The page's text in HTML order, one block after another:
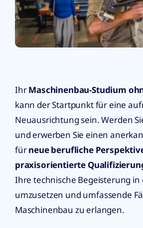
IhrMaschinenbau-Studium
kann der Startpunkt für eine
Neuausrichtung sein. Werden
und erwerben Sie einen
fürneue berufliche
praxisorientierte
Ihre technische Begeisterung in
umzusetzen und umfassende
Maschinenbau zu erlangen.